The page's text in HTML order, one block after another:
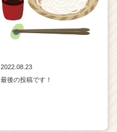
2022.08.23
最後の投稿です！